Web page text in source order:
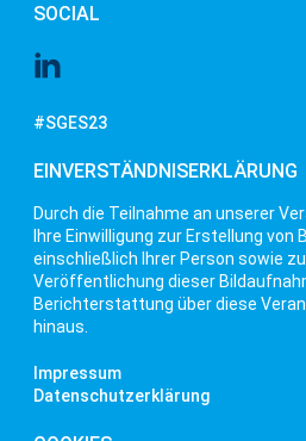
SOCIAL
#SGES23
EINVERSTÄNDNISERKLÄRUNG
Durch die Teilnahme an unserer
Ihre Einwilligung zur Erstellung von
einschließlich Ihrer Person sowie
Veröffentlichung dieser
Berichterstattung über diese
hinaus.
Impressum
Datenschutzerklärung